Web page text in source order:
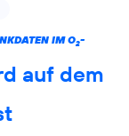
IM O2-
auf dem